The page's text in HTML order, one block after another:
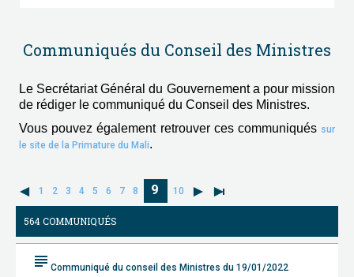
Communiqués du Conseil des Ministres
Le Secrétariat Général du Gouvernement a pour mission
de rédiger le communiqué du Conseil des Ministres.
Vous pouvez également retrouver ces communiqués sur
le site de la Primature du Mali.
1 2 3 4 5 6 7 8 9 10
564 COMMUNIQUÉS
subject Communiqué du conseil des Ministres du 19/01/2022